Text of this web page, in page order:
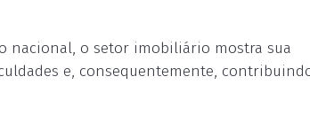
nacional, o setor imobiliário mostra sua
e, consequentemente,